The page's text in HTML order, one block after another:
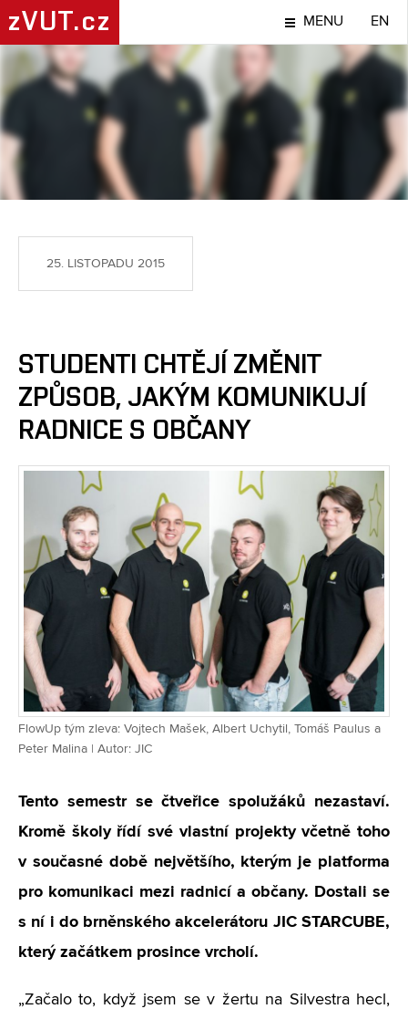
zVUT.cz MENU EN
LIDÉ
25. LISTOPADU 2015
STUDENTI CHTĚJÍ ZMĚNIT
ZPŮSOB, JAKÝM KOMUNIKUJÍ
RADNICE S OBČANY
FlowUp tým zleva: Vojtech Mašek, Albert Uchytil, Tomáš Paulus a
Peter Malina | Autor: JIC
Tento semestr se čtveřice spolužáků nezastaví.
Kromě školy řídí své vlastní projekty včetně toho
v současné době největšího, kterým je platforma
pro komunikaci mezi radnicí a občany. Dostali se
s ní i do brněnského akcelerátoru JIC STARCUBE,
který začátkem prosince vrcholí.
„Začalo to, když jsem se v žertu na Silvestra hecl,